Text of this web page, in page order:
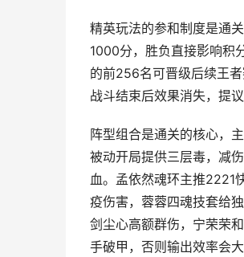
精英玩法的参和制度是通
1000分，胜负直接影响积
的前256名可晋级后续王
战斗结束后效果消失，提
阵型组合是通关的核心，
被动开局提供三层毒，减
血。孟依然魂环主推2221
疫伤害，蓉蓉四魂技套给
剑尘心高额群伤，宁荣荣
手破甲，否则输出效率会大